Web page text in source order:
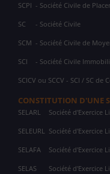
SCPI - Société Civile de
SC - Société Civile
SCM - Société Civile de
SCI - Société Civile
SCICV ou SCCV - SCI / SC
CONSTITUTION D'UNE
SELARL Société d'Exercice
SELEURL Société d'Exercice
SELAFA Société d'Exercice
SELAS Société d'Exercice